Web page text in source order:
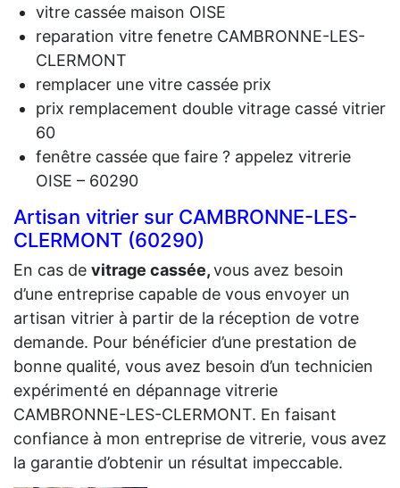
vitre cassée maison OISE
reparation vitre fenetre CAMBRONNE-LES-
CLERMONT
remplacer une vitre cassée prix
prix remplacement double vitrage cassé vitrier
60
fenêtre cassée que faire ? appelez vitrerie
OISE – 60290
Artisan vitrier sur CAMBRONNE-LES-
CLERMONT (60290)
En cas de vitrage cassée,vous avez besoin
d’une entreprise capable de vous envoyer un
artisan vitrier à partir de la réception de votre
demande. Pour bénéficier d’une prestation de
bonne qualité, vous avez besoin d’un technicien
expérimenté en dépannage vitrerie
CAMBRONNE-LES-CLERMONT. En faisant
confiance à mon entreprise de vitrerie, vous avez
la garantie d’obtenir un résultat impeccable.